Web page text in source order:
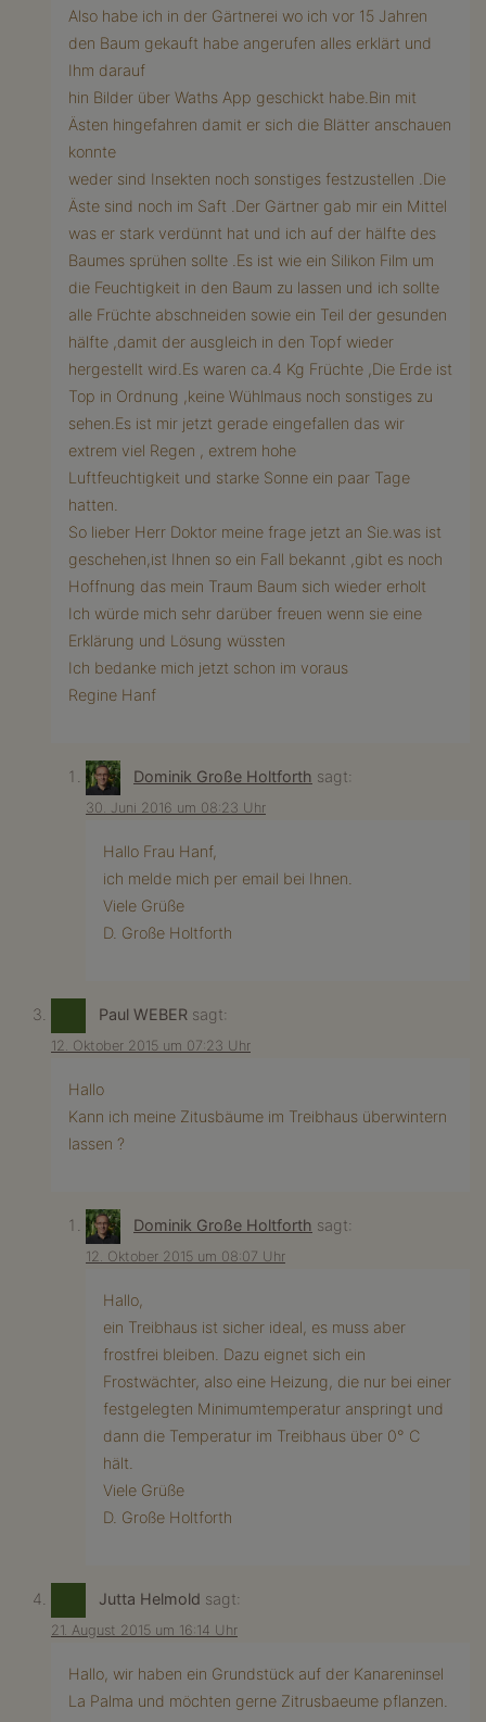
Also habe ich in der Gärtnerei wo ich vor 15 Jahren
den Baum gekauft habe angerufen alles erklärt und
Ihm darauf
hin Bilder über Waths App geschickt habe.Bin mit
Ästen hingefahren damit er sich die Blätter anschauen
konnte
weder sind Insekten noch sonstiges festzustellen .Die
Äste sind noch im Saft .Der Gärtner gab mir ein Mittel
was er stark verdünnt hat und ich auf der hälfte des
Baumes sprühen sollte .Es ist wie ein Silikon Film um
die Feuchtigkeit in den Baum zu lassen und ich sollte
alle Früchte abschneiden sowie ein Teil der gesunden
hälfte ,damit der ausgleich in den Topf wieder
hergestellt wird.Es waren ca.4 Kg Früchte ,Die Erde ist
Top in Ordnung ,keine Wühlmaus noch sonstiges zu
sehen.Es ist mir jetzt gerade eingefallen das wir
extrem viel Regen , extrem hohe
Luftfeuchtigkeit und starke Sonne ein paar Tage
hatten.
So lieber Herr Doktor meine frage jetzt an Sie.was ist
geschehen,ist Ihnen so ein Fall bekannt ,gibt es noch
Hoffnung das mein Traum Baum sich wieder erholt
Ich würde mich sehr darüber freuen wenn sie eine
Erklärung und Lösung wüssten
Ich bedanke mich jetzt schon im voraus
Regine Hanf
Dominik Große Holtforth sagt:
30. Juni 2016 um 08:23 Uhr
Hallo Frau Hanf,
ich melde mich per email bei Ihnen.
Viele Grüße
D. Große Holtforth
Paul WEBER sagt:
12. Oktober 2015 um 07:23 Uhr
Hallo
Kann ich meine Zitusbäume im Treibhaus überwintern
lassen ?
Dominik Große Holtforth sagt:
12. Oktober 2015 um 08:07 Uhr
Hallo,
ein Treibhaus ist sicher ideal, es muss aber
frostfrei bleiben. Dazu eignet sich ein
Frostwächter, also eine Heizung, die nur bei einer
festgelegten Minimumtemperatur anspringt und
dann die Temperatur im Treibhaus über 0° C
hält.
Viele Grüße
D. Große Holtforth
Jutta Helmold sagt:
21. August 2015 um 16:14 Uhr
Hallo, wir haben ein Grundstück auf der Kanareninsel
La Palma und möchten gerne Zitrusbaeume pflanzen.